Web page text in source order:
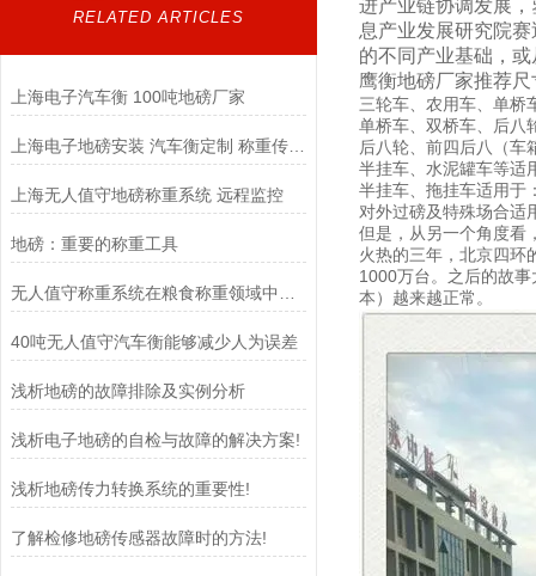
RELATED ARTICLES
上海电子汽车衡 100吨地磅厂家
上海电子地磅安装 汽车衡定制 称重传感器
上海无人值守地磅称重系统 远程监控
地磅：重要的称重工具
40吨无人值守汽车衡能够减少人为误差
浅析地磅的故障排除及实例分析
浅析电子地磅的自检与故障的解决方案!
浅析地磅传力转换系统的重要性!
了解检修地磅传感器故障时的方法!
进产业链协调发展
息产业发展研究院
的不同产业基础，
鹰衡地磅厂家推荐
三轮车、农用车、单桥
单桥车、双桥车、后八
后八轮、前四后八（
半挂车、水泥罐车等适
半挂车、拖挂车适用于
对外过磅及特殊场合适
但是，从另一个角度看
火热的三年，北京四环
1000万台。之后的故
本）越来越正常。